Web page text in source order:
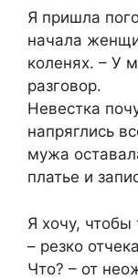
Я пришла
начала
коленях. – У
разговор.
Невестка
напряглись
мужа
платье и
Я хочу,
– резко
Что? – от